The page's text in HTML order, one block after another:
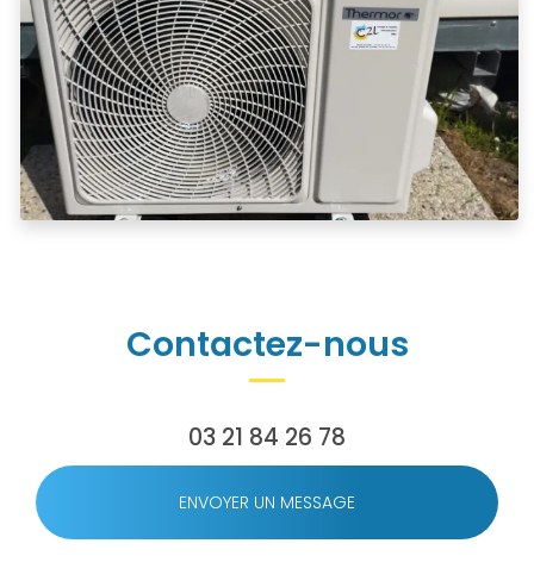
Contactez-nous
03 21 84 26 78
ENVOYER UN MESSAGE